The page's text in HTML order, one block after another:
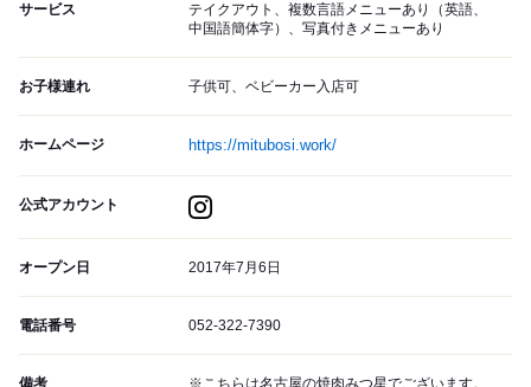
サービス
テイクアウト、複数言語メニューあり（英語、
中国語簡体字）、写真付きメニューあり
お子様連れ 子供可、ベビーカー入店可
ホームページ https://mitubosi.work/
公式アカウント
オープン日 2017年7月6日
電話番号 052-322-7390
備考
※こちらは名古屋の焼肉みつ星でございます。